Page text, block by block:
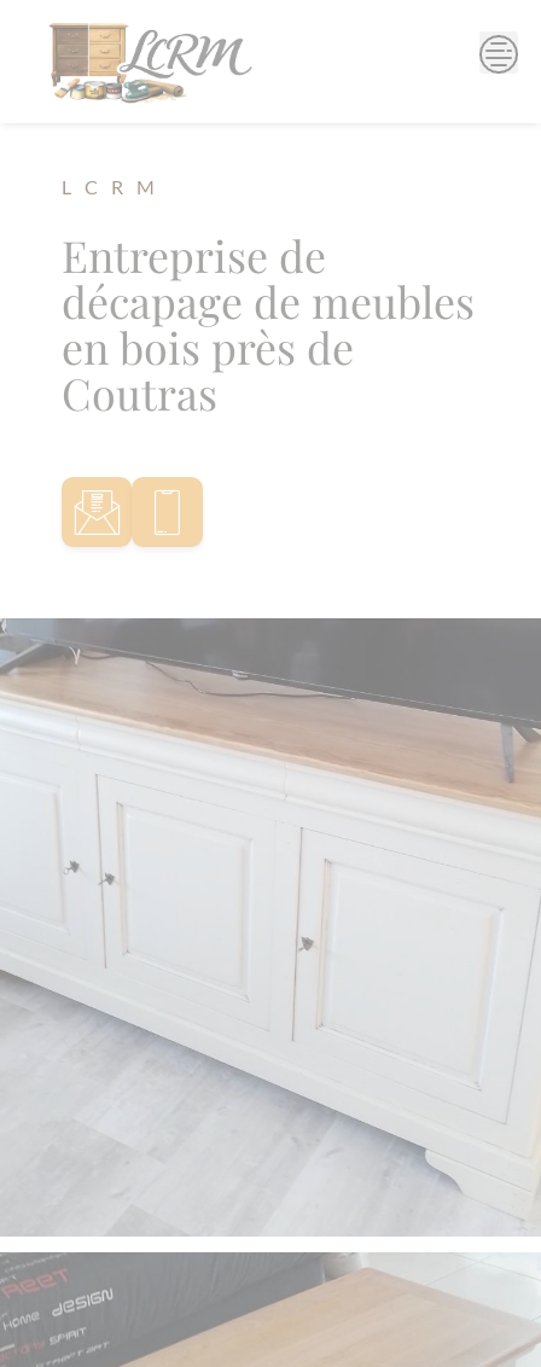
L C R M
Entreprise de
décapage de meubles
en bois près de
Coutras